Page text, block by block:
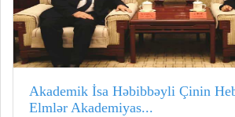
Akademik İsa Həbibbəyli Çinin
Elmlər Akademiyas...